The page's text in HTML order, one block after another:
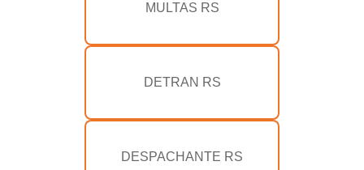
MULTAS RS
DETRAN RS
DESPACHANTE RS